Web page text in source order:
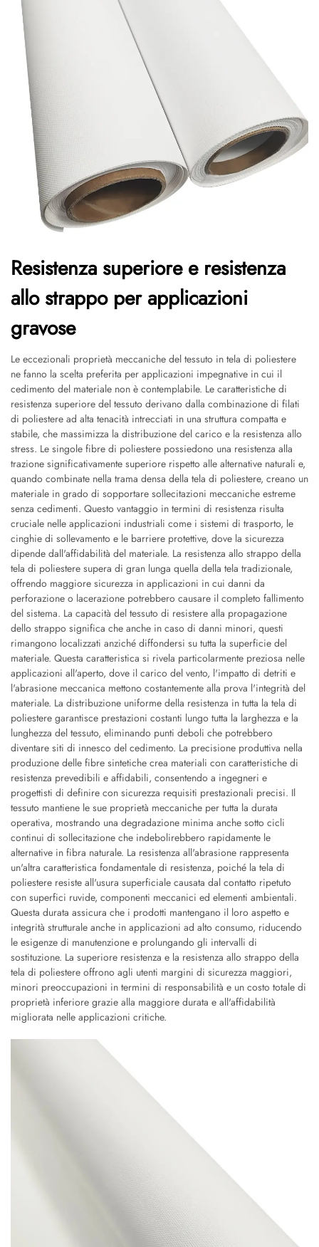
Resistenza superiore e resistenza
allo strappo per applicazioni
gravose
Le eccezionali proprietà meccaniche del tessuto in tela di poliestere
ne fanno la scelta preferita per applicazioni impegnative in cui il
cedimento del materiale non è contemplabile. Le caratteristiche di
resistenza superiore del tessuto derivano dalla combinazione di filati
di poliestere ad alta tenacità intrecciati in una struttura compatta e
stabile, che massimizza la distribuzione del carico e la resistenza allo
stress. Le singole fibre di poliestere possiedono una resistenza alla
trazione significativamente superiore rispetto alle alternative naturali e,
quando combinate nella trama densa della tela di poliestere, creano un
materiale in grado di sopportare sollecitazioni meccaniche estreme
senza cedimenti. Questo vantaggio in termini di resistenza risulta
cruciale nelle applicazioni industriali come i sistemi di trasporto, le
cinghie di sollevamento e le barriere protettive, dove la sicurezza
dipende dall'affidabilità del materiale. La resistenza allo strappo della
tela di poliestere supera di gran lunga quella della tela tradizionale,
offrendo maggiore sicurezza in applicazioni in cui danni da
perforazione o lacerazione potrebbero causare il completo fallimento
del sistema. La capacità del tessuto di resistere alla propagazione
dello strappo significa che anche in caso di danni minori, questi
rimangono localizzati anziché diffondersi su tutta la superficie del
materiale. Questa caratteristica si rivela particolarmente preziosa nelle
applicazioni all'aperto, dove il carico del vento, l'impatto di detriti e
l'abrasione meccanica mettono costantemente alla prova l'integrità del
materiale. La distribuzione uniforme della resistenza in tutta la tela di
poliestere garantisce prestazioni costanti lungo tutta la larghezza e la
lunghezza del tessuto, eliminando punti deboli che potrebbero
diventare siti di innesco del cedimento. La precisione produttiva nella
produzione delle fibre sintetiche crea materiali con caratteristiche di
resistenza prevedibili e affidabili, consentendo a ingegneri e
progettisti di definire con sicurezza requisiti prestazionali precisi. Il
tessuto mantiene le sue proprietà meccaniche per tutta la durata
operativa, mostrando una degradazione minima anche sotto cicli
continui di sollecitazione che indebolirebbero rapidamente le
alternative in fibra naturale. La resistenza all'abrasione rappresenta
un'altra caratteristica fondamentale di resistenza, poiché la tela di
poliestere resiste all'usura superficiale causata dal contatto ripetuto
con superfici ruvide, componenti meccanici ed elementi ambientali.
Questa durata assicura che i prodotti mantengano il loro aspetto e
integrità strutturale anche in applicazioni ad alto consumo, riducendo
le esigenze di manutenzione e prolungando gli intervalli di
sostituzione. La superiore resistenza e la resistenza allo strappo della
tela di poliestere offrono agli utenti margini di sicurezza maggiori,
minori preoccupazioni in termini di responsabilità e un costo totale di
proprietà inferiore grazie alla maggiore durata e all'affidabilità
migliorata nelle applicazioni critiche.